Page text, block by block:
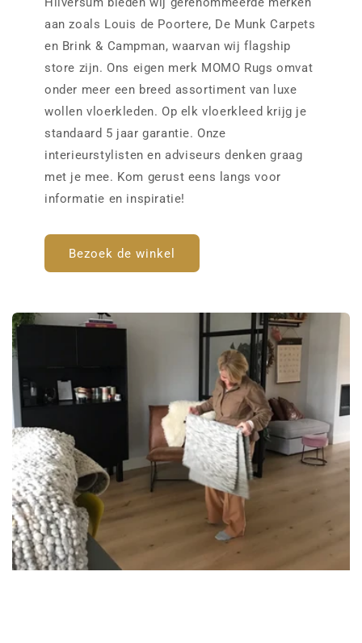
aan zoals Louis de Poortere, De Munk Carpets
en Brink & Campman, waarvan wij flagship
store zijn. Ons eigen merk MOMO Rugs omvat
onder meer een breed assortiment van luxe
wollen vloerkleden. Op elk vloerkleed krijg je
standaard 5 jaar garantie. Onze
interieurstylisten en adviseurs denken graag
met je mee. Kom gerust eens langs voor
informatie en inspiratie!
Bezoek de winkel